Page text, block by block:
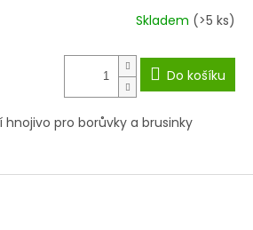
Skladem (>5 ks)
Do košíku
pro borůvky a brusinky